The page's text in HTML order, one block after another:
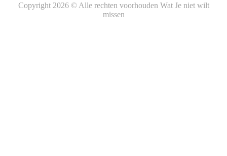
Copyright 2026 © Alle rechten voorhouden Wat Je niet wilt
missen